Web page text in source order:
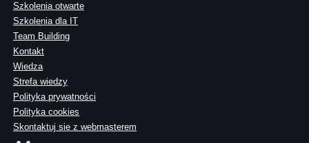
Szkolenia otwarte
Szkolenia dla IT
Team Building
Kontakt
Wiedza
Strefa wiedzy
Polityka prywatności
Polityka cookies
Skontaktuj sie z webmasterem